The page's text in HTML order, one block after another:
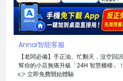
Annai智能客服
【老闆必備】手正油、忙翻天，沒空回
幫你的小店無痛升級「24H 智慧櫃檯」
👉 立即免費開始體驗